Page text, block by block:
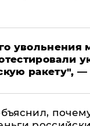
увольнения
ракету",